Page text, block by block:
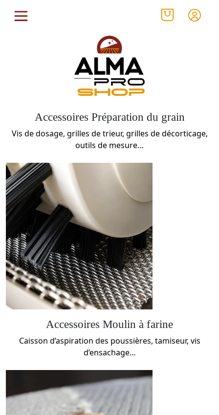
Accessoires Préparation du grain
Vis de dosage, grilles de trieur, grilles de décorticage,
outils de mesure…
Accessoires Moulin à farine
Caisson d’aspiration des poussières, tamiseur, vis
d’ensachage…